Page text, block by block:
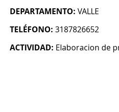
DEPARTAMENTO: VALLE
TELÉFONO: 3187826652
ACTIVIDAD: Elaboracion de